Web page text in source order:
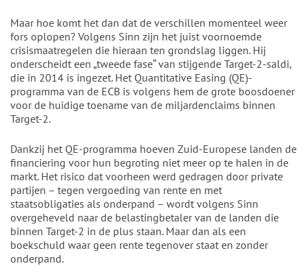
Maar hoe komt het dan dat de verschillen momenteel weer
fors oplopen? Volgens Sinn zijn het juist voornoemde
crisismaatregelen die hieraan ten grondslag liggen. Hij
onderscheidt een „tweede fase“ van stijgende Target-2-saldi,
die in 2014 is ingezet. Het Quantitative Easing (QE)-
programma van de ECB is volgens hem de grote boosdoener
voor de huidige toename van de miljardenclaims binnen
Target-2.
Dankzij het QE-programma hoeven Zuid-Europese landen de
financiering voor hun begroting niet meer op te halen in de
markt. Het risico dat voorheen werd gedragen door private
partijen – tegen vergoeding van rente en met
staatsobligaties als onderpand – wordt volgens Sinn
overgeheveld naar de belastingbetaler van de landen die
binnen Target-2 in de plus staan. Maar dan als een
boekschuld waar geen rente tegenover staat en zonder
onderpand.